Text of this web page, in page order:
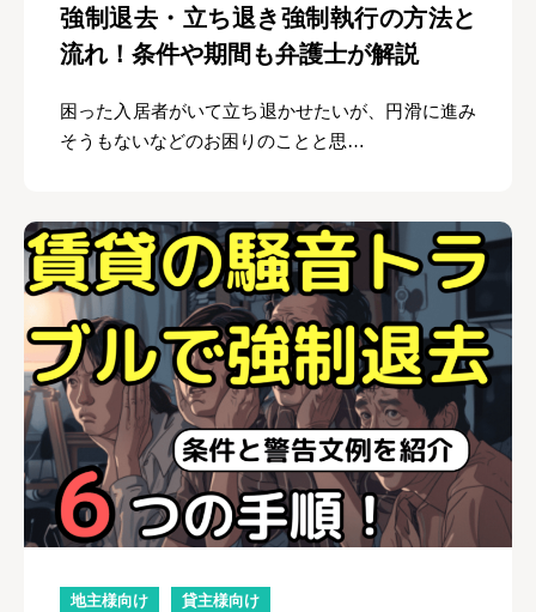
強制退去・立ち退き強制執行の方法と
流れ！条件や期間も弁護士が解説
困った入居者がいて立ち退かせたいが、円滑に進み
そうもないなどのお困りのことと思…
地主様向け 貸主様向け